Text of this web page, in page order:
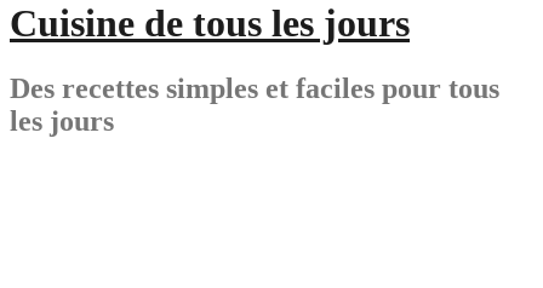
Cuisine de tous les jours
Des recettes simples et faciles pour tous
les jours